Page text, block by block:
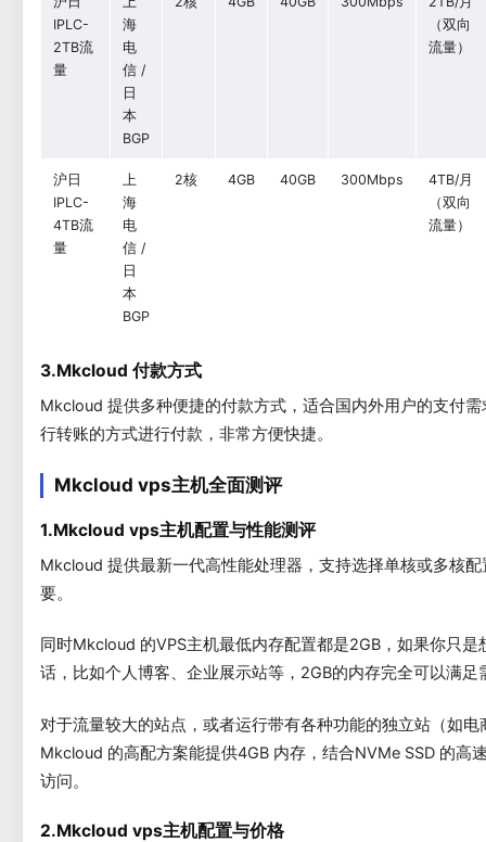
IPLC-
2TB流
量
海
电
信 /
日
本
BGP
（双向
流量）
沪日
IPLC-
4TB流
量
上
海
电
信 /
日
本
BGP
2核 4GB 40GB 300Mbps
4TB/月
（双向
流量）
3.Mkcloud 付款方式
Mkcloud 提供多种便捷的付款方式，适合国内外用户的支付
行转账的方式进行付款，非常方便快捷。
Mkcloud vps主机全面测评
1.Mkcloud vps主机配置与性能测评
Mkcloud 提供最新一代高性能处理器，支持选择单核或多核
要。
同时Mkcloud 的VPS主机最低内存配置都是2GB，如果你只
话，比如个人博客、企业展示站等，2GB的内存完全可以满足
对于流量较大的站点，或者运行带有各种功能的独立站（如
Mkcloud 的高配方案能提供4GB 内存，结合NVMe SSD 的高
访问。
2.Mkcloud vps主机配置与价格